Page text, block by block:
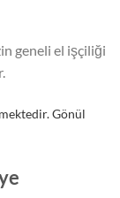
geneli el işçiliği
Gönül